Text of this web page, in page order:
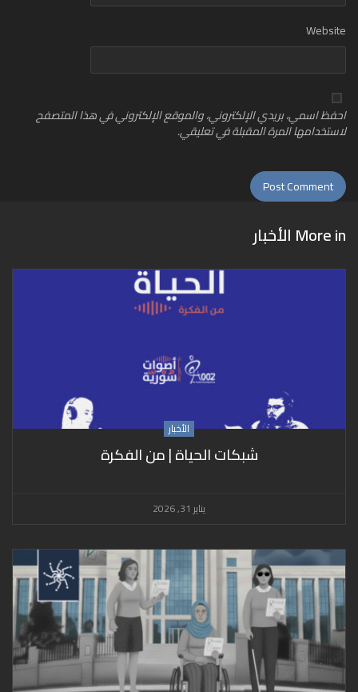
Website
احفظ اسمي، بريدي الإلكتروني، والموقع الإلكتروني في هذا المتصفح
لاستخدامها المرة المقبلة في تعليقي.
More in الأخبار
الأخبار
شبكات الحياة | من الفكرة
يناير 31, 2026